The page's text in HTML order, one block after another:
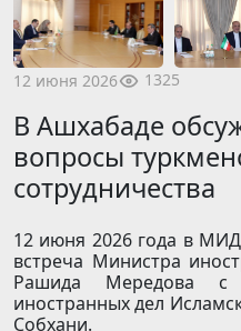
12 июня 2026 1325
В Ашхабаде
вопросы
сотрудничества
12 июня 2026 года в МИД
встреча Министра
Рашида Мередова с
иностранных дел
Собхани.